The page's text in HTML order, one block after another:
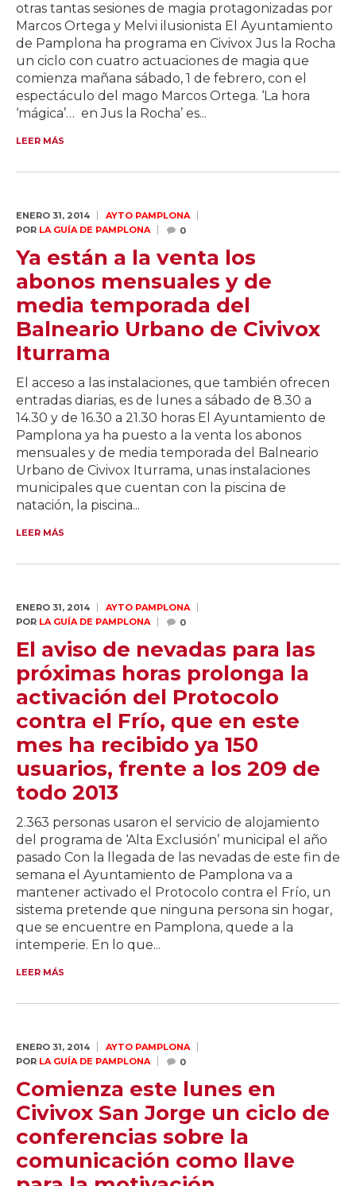
otras tantas sesiones de magia protagonizadas por
Marcos Ortega y Melvi ilusionista El Ayuntamiento
de Pamplona ha programa en Civivox Jus la Rocha
un ciclo con cuatro actuaciones de magia que
comienza mañana sábado, 1 de febrero, con el
espectáculo del mago Marcos Ortega. ‘La hora
‘mágica’… en Jus la Rocha’ es...
LEER MÁS
ENERO 31, 2014
AYTO PAMPLONA
POR LA GUÍA DE PAMPLONA 0
Ya están a la venta los
abonos mensuales y de
media temporada del
Balneario Urbano de Civivox
Iturrama
El acceso a las instalaciones, que también ofrecen
entradas diarias, es de lunes a sábado de 8.30 a
14.30 y de 16.30 a 21.30 horas El Ayuntamiento de
Pamplona ya ha puesto a la venta los abonos
mensuales y de media temporada del Balneario
Urbano de Civivox Iturrama, unas instalaciones
municipales que cuentan con la piscina de
natación, la piscina...
LEER MÁS
ENERO 31, 2014
AYTO PAMPLONA
POR LA GUÍA DE PAMPLONA 0
El aviso de nevadas para las
próximas horas prolonga la
activación del Protocolo
contra el Frío, que en este
mes ha recibido ya 150
usuarios, frente a los 209 de
todo 2013
2.363 personas usaron el servicio de alojamiento
del programa de ‘Alta Exclusión’ municipal el año
pasado Con la llegada de las nevadas de este fin de
semana el Ayuntamiento de Pamplona va a
mantener activado el Protocolo contra el Frío, un
sistema pretende que ninguna persona sin hogar,
que se encuentre en Pamplona, quede a la
intemperie. En lo que...
LEER MÁS
ENERO 31, 2014
AYTO PAMPLONA
POR LA GUÍA DE PAMPLONA 0
Comienza este lunes en
Civivox San Jorge un ciclo de
conferencias sobre la
comunicación como llave